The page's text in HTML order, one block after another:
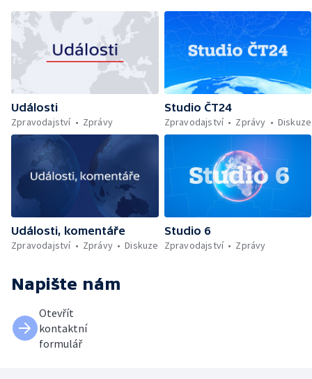
Události
Zpravodajství
Zprávy
Studio ČT24
Zpravodajství
Zprávy Diskuze
Události, komentáře
Zpravodajství
Zprávy Diskuze
Studio 6
Zpravodajství
Zprávy
Napište nám
Otevřít
kontaktní
formulář